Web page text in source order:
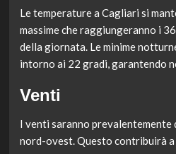
Le temperature a Cagliari si
massime che raggiungeranno i
della giornata. Le minime
intorno ai 22 gradi, garantendo
Venti
I venti saranno prevalentemente
nord-ovest. Questo contribuirà a